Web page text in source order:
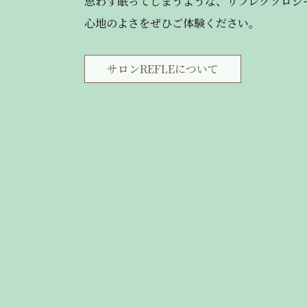
心地のよさをぜひご体験ください。
サロンREFLEについて